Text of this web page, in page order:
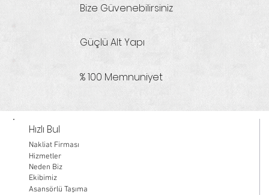
Bize Güvenebilirsiniz
Güçlü Alt Yapı
% 100 Memnuniyet
Hızlı Bul
Nakliat Firması
Hizmetler
Neden Biz
Ekibimiz
Asansörlü Taşıma